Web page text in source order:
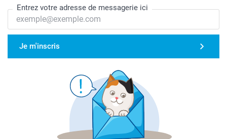
Entrez votre adresse de messagerie ici
Je m'inscris